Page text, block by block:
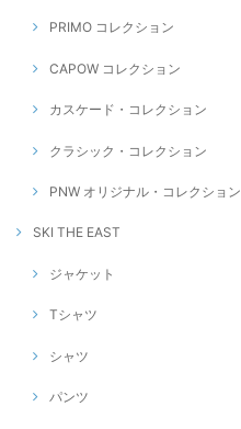
PRIMO コレクション
CAPOW コレクション
カスケード・コレクション
クラシック・コレクション
PNW オリジナル・コレクション
SKI THE EAST
ジャケット
Tシャツ
シャツ
パンツ